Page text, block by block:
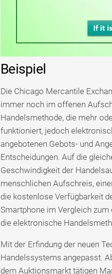
Beispiel
Die Chicago Mercantile
immer noch im offenen
Handelsmethode, die mehr
funktioniert, jedoch
angebotenen Gebots- und
Entscheidungen. Auf die
Geschwindigkeit der
menschlichen Aufschreis,
die kostenlose Verfügbarkeit
Smartphone im Vergleich
die elektronische
Mit der Erfindung der neuen
Handelssystems angepasst.
dem Auktionsmarkt tätigen